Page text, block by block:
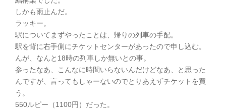
しかも雨止んだ。
ラッキー。
駅についてまずやったことは、帰りの列車の手配。
駅を背に右手側にチケットセンターがあったので申し込む。
んが、なんと18時の列車しか無いとの事。
参ったなあ、こんなに時間いらないんだけどなあ、と思った
んですが、言ってもしゃーないのでとりあえずチケットを買
う。
550ルピー（1100円）だった。